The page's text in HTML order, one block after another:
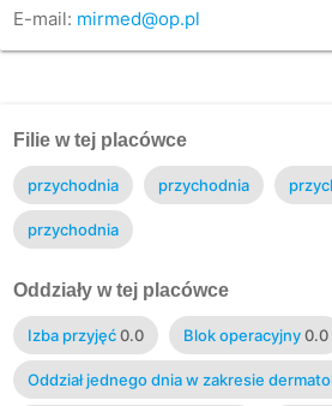
E-mail: mirmed@op.pl
Filie w tej placówce
przychodnia przychodnia
przychodnia
Oddziały w tej placówce
Izba przyjęć 0.0 Blok operacyjny 0.0
Oddział jednego dnia w zakresie